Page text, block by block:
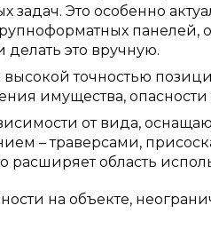
Это особенно
панелей,
это вручную.
высокой точностью
имущества,
от вида,
– траверсами,
расширяет область
на объекте,